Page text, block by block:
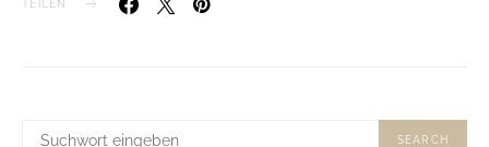
TEILEN
SUCHE
SEARCH